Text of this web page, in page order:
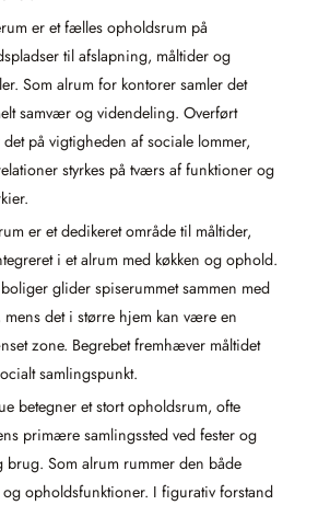
er et fælles opholdsrum på
til afslapning, måltider og
Som alrum for kontorer samler det
samvær og videndeling. Overført
det på vigtigheden af sociale lommer,
styrkes på tværs af funktioner og
er et dedikeret område til måltider,
i et alrum med køkken og ophold.
glider spiserummet sammen med
mens det i større hjem kan være en
zone. Begrebet fremhæver måltidet
samlingspunkt.
betegner et stort opholdsrum, ofte
primære samlingssted ved fester og
brug. Som alrum rummer den både
og opholdsfunktioner. I figurativ forstand